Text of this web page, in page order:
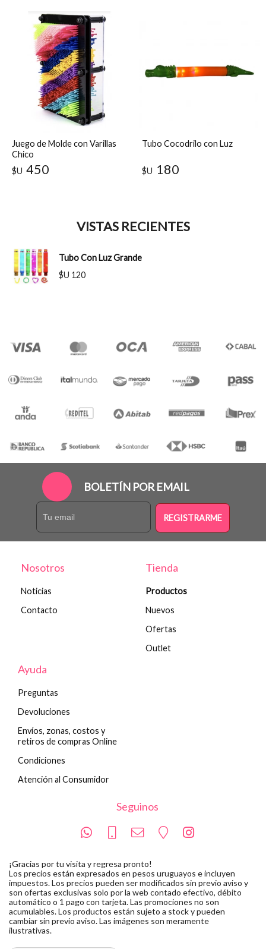
Juego de Molde con Varillas
Chico
$U 450
Tubo Cocodrilo con Luz
$U 180
VISTAS RECIENTES
Tubo Con Luz Grande
$U 120
BOLETÍN POR EMAIL
REGISTRARME
Nosotros
Noticias
Contacto
Tienda
Productos
Nuevos
Ofertas
Outlet
Ayuda
Preguntas
Devoluciones
Envíos, zonas, costos y
retiros de compras Online
Condiciones
Atención al Consumidor
Seguinos
¡Gracias por tu visita y regresa pronto!
Los precios están expresados en pesos uruguayos e incluyen
impuestos. Los precios pueden ser modificados sin previo aviso y
son ofertas exclusivas solo por la web contado efectivo, débito
automático o 1 pago con tarjeta. Las promociones no son
acumulables. Los productos están sujeto a stock y pueden
cambiar sin previo aviso. Las imágenes son meramente
ilustrativas.